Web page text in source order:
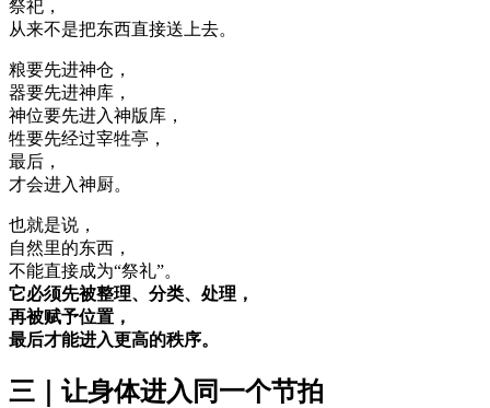
祭祀，
从来不是把东西直接送上去。
粮要先进神仓，
器要先进神库，
神位要先进入神版库，
牲要先经过宰牲亭，
最后，
才会进入神厨。
也就是说，
自然里的东西，
不能直接成为“祭礼”。
它必须先被整理、分类、处理，
再被赋予位置，
最后才能进入更高的秩序。
三｜让身体进入同一个节拍